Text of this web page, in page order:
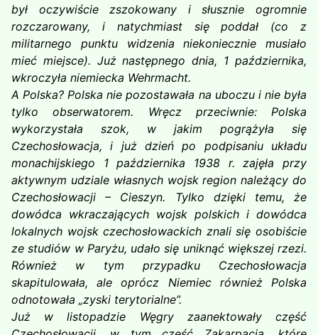
był oczywiście zszokowany i słusznie ogromnie
rozczarowany, i natychmiast się poddał (co z
militarnego punktu widzenia niekoniecznie musiało
mieć miejsce). Już następnego dnia, 1 października,
wkroczyła niemiecka Wehrmacht.
A Polska? Polska nie pozostawała na uboczu i nie była
tylko obserwatorem. Wręcz przeciwnie: Polska
wykorzystała szok, w jakim pogrążyła się
Czechosłowacja, i już dzień po podpisaniu układu
monachijskiego 1 października 1938 r. zajęła przy
aktywnym udziale własnych wojsk region należący do
Czechosłowacji – Cieszyn. Tylko dzięki temu, że
dowódca wkraczających wojsk polskich i dowódca
lokalnych wojsk czechosłowackich znali się osobiście
ze studiów w Paryżu, udało się uniknąć większej rzezi.
Również w tym przypadku Czechosłowacja
skapitulowała, ale oprócz Niemiec również Polska
odnotowała „zyski terytorialne”.
Już w listopadzie Węgry zaanektowały część